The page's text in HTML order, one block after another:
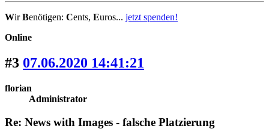
WirBenötigen: Cents, Euros... jetzt spenden!
Online
#3 07.06.2020 14:41:21
florian
Administrator
Re: News with Images - falsche Platzierung